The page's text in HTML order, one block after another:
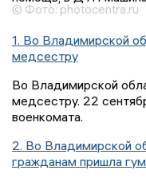
© Фото: photocentra.ru
1. Во Владимирской
медсестру
Во Владимирской
медсестру. 22
военкомата.
2. Во Владимирской
гражданам пришла